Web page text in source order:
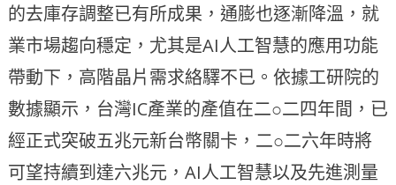
的去庫存調整已有所成果，通膨也逐漸降溫，就
業市場趨向穩定，尤其是AI人工智慧的應用功能
帶動下，高階晶片需求絡驛不已。依據工研院的
數據顯示，台灣IC產業的產值在二○二四年間，已
經正式突破五兆元新台幣關卡，二○二六年時將
可望持續到達六兆元，AI人工智慧以及先進測量